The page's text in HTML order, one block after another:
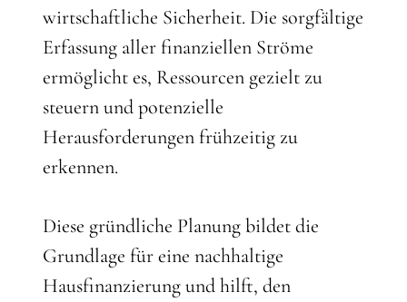
wirtschaftliche Sicherheit. Die sorgfältige
Erfassung aller finanziellen Ströme
ermöglicht es, Ressourcen gezielt zu
steuern und potenzielle
Herausforderungen frühzeitig zu
erkennen.
Diese gründliche Planung bildet die
Grundlage für eine nachhaltige
Hausfinanzierung und hilft, den